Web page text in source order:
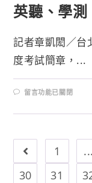
英聽、學
記者章凱閎／台
度考試簡章，...
留言功能已關閉
1 ...
30
31